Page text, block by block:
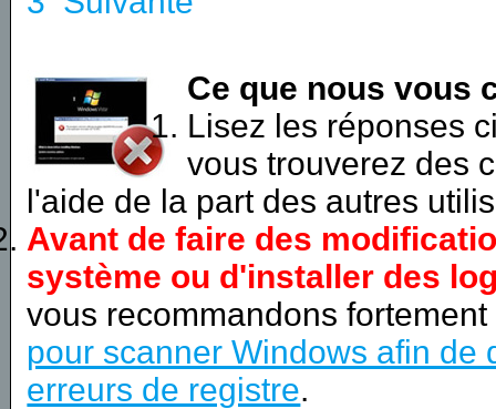
Ce que nous vous
Lisez les réponses
vous trouverez des
l'aide de la part des autres
Avant de faire des
système ou d'installer des
vous recommandons
pour scanner Windows afin de
erreurs de registre.